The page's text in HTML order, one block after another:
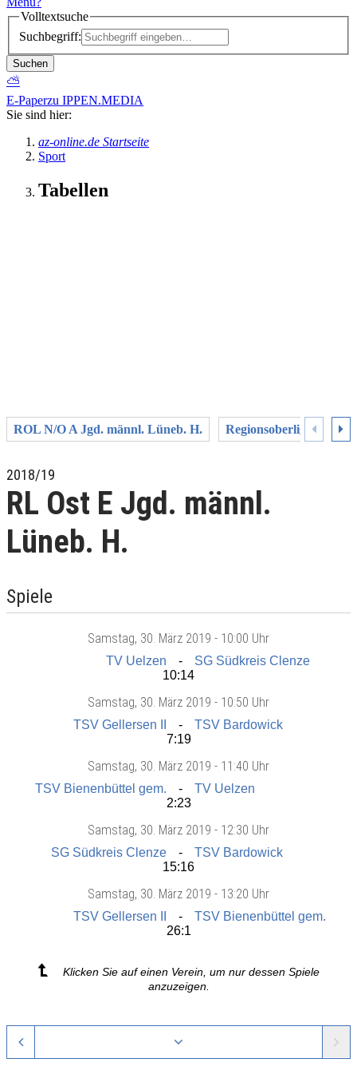
Volltextsuche
Suchbegriff:
Suchen
⛅
E-Paperzu IPPEN.MEDIA
Sie sind hier:
az-online.de Startseite
Sport
Tabellen
ROL N/O A Jgd. männl. Lüneb. H. Regionsoberliga A
2018/19
RL Ost E Jgd. männl.
Lüneb. H.
Spiele
Samstag, 30. März 2019 - 10:00 Uhr
TV Uelzen
SG Südkreis Clenze
10:14
Samstag, 30. März 2019 - 10:50 Uhr
TSV Gellersen II
TSV Bardowick
7:19
Samstag, 30. März 2019 - 11:40 Uhr
TSV Bienenbüttel gem.
TV Uelzen
2:23
Samstag, 30. März 2019 - 12:30 Uhr
SG Südkreis Clenze
TSV Bardowick
15:16
Samstag, 30. März 2019 - 13:20 Uhr
TSV Gellersen II
TSV Bienenbüttel gem.
26:1
Klicken Sie auf einen Verein, um nur dessen Spiele
anzuzeigen.